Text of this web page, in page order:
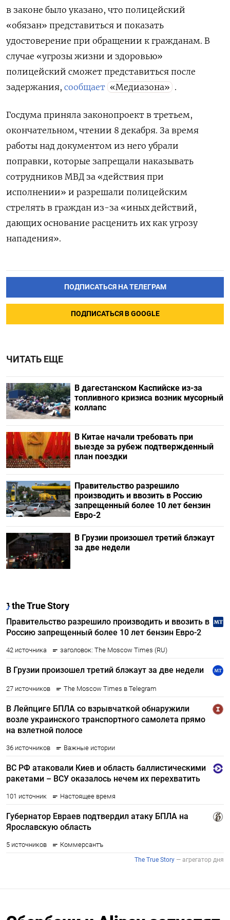
в законе было указано, что полицейский
«обязан» представиться и показать
удостоверение при обращении к гражданам. В
случае «угрозы жизни и здоровью»
полицейский сможет представиться после
задержания, сообщает «Медиазона» .
Госдума приняла законопроект в третьем,
окончательном, чтении 8 декабря. За время
работы над документом из него убрали
поправки, которые запрещали наказывать
сотрудников МВД за «действия при
исполнении» и разрешали полицейским
стрелять в граждан из-за «иных действий,
дающих основание расценить их как угрозу
нападения».
ПОДПИСАТЬСЯ НА ТЕЛЕГРАМ
ПОДПИСАТЬСЯ В GOOGLE
ЧИТАТЬ ЕЩЕ
В дагестанском Каспийске из-за
топливного кризиса возник мусорный
коллапс
В Китае начали требовать при
выезде за рубеж подтвержденный
план поездки
Правительство разрешило
производить и ввозить в Россию
запрещенный более 10 лет бензин
Евро-2
В Грузии произошел третий блэкаут
за две недели